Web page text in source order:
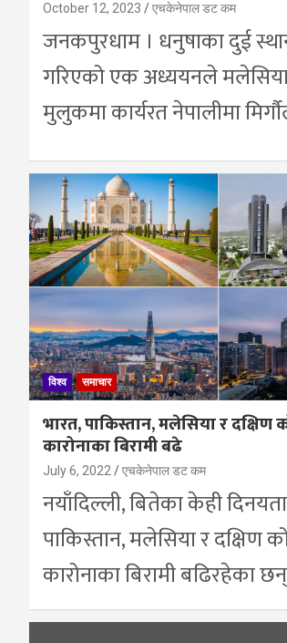
October 12, 2023 एचकेनेपाल डट कम
जनकपुरधाम । धनुषाका दुई
गरिएको एक अध्ययनले
मुलुकमा कार्यरत नेपालीमा
विश्व समाचार
भारत, पाकिस्तान, मलेसिया र दक्षिण
कारोनाका बिरामी बढे
July 6, 2022 एचकेनेपाल डट कम
नयाँदिल्ली, बितेका केही
पाकिस्तान, मलेसिया र दक्षिण
कारोनाका बिरामी बढिरहेका